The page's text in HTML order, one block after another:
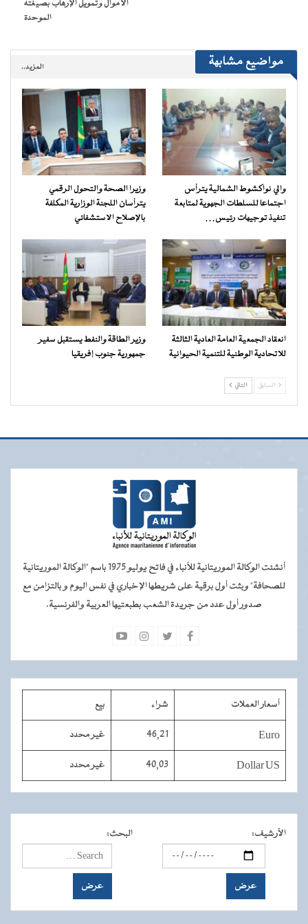
الأموال وتمويل الإرهاب بصيغته
الموحدة
مواضيع مشابهة المزيد..
والي نواكشوط الشمالية يترأس
اجتماعا للسلطات الجهوية لمتابعة
تنفيذ توجيهات رئيس…
وزيرا الصحة والتحول الرقمي
يترأسان اللجنة الوزارية المكلفة
بالإصلاح الاستشفائي
انعقاد الجمعية العامة العادية الثالثة
للاتحادية الوطنية للتنمية الحيوانية
وزير الطاقة والنفط يستقبل سفير
جمهورية جنوب إفريقيا
السابق التالي
أنشئت الوكالة الموريتانية للأنباء في فاتح يوليو 1975 باسم "الوكالة الموريتانية
للصحافة" وبثت أول برقية على شريطها الإخباري في نفس اليوم و بالتزامن مع
صدور أول عدد من جريدة الشعب بطبعتيها العربية والفرنسية.
أسعار العملات شراء بيع
Euro
46,21 غير محدد
Dollar US
40,03 غير محدد
الأرشيف: البحث: